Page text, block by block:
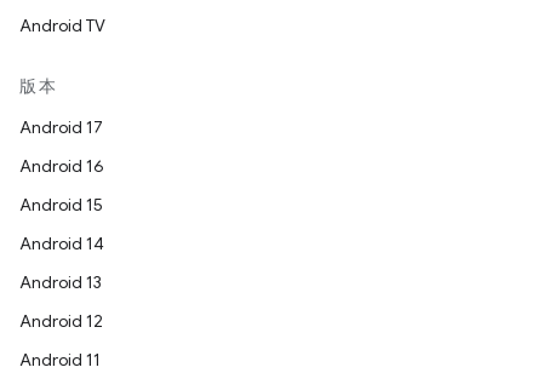
Android TV
版本
Android 17
Android 16
Android 15
Android 14
Android 13
Android 12
Android 11